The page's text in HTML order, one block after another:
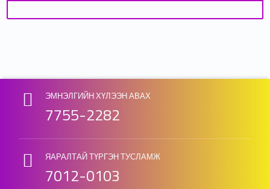
Skip back to main navigation
ЭМНЭЛГИЙН ХҮЛЭЭН АВАХ
7755-2282
ЯАРАЛТАЙ ТҮРГЭН ТУСЛАМЖ
7012-0103